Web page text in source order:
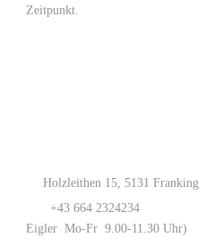
Zeitpunkt.
Holzleithen 15, 5131 Franking
+43 664
Eigler Mo-Fr 9.00-11.30 Uhr)